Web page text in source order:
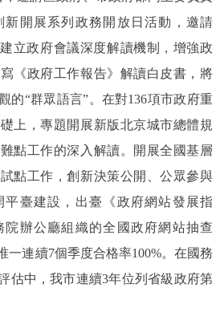
新開展系列政務開放日活動，邀請
立政府會議深度解讀機制，增強政
《政府工作報告》解讀白皮書，將
的“群眾語言”。在對136項市政府重
上，專題開展新版北京城市總體規
點工作的深入解讀。開展全國基層
點工作，創新決策公開、公眾參與
臺建設，出臺《政府網站發展指
院辦公廳組織的全國政府網站抽查
一連續7個季度合格率100%。在國務
估中，我市連續3年位列省級政府第